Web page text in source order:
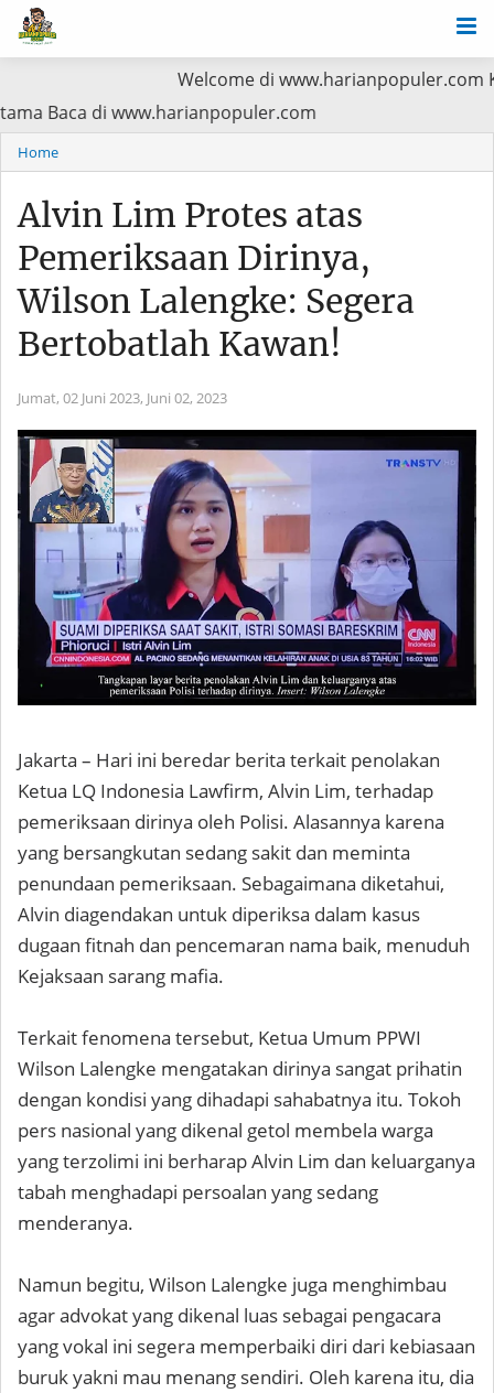
Welcome di www.harianpopuler.com
Utama Baca di www.harianpopuler.com
Home
Alvin Lim Protes atas
Pemeriksaan Dirinya,
Wilson Lalengke: Segera
Bertobatlah Kawan!
Jumat, 02 Juni 2023, Juni 02, 2023
Jakarta – Hari ini beredar berita terkait penolakan
Ketua LQ Indonesia Lawfirm, Alvin Lim, terhadap
pemeriksaan dirinya oleh Polisi. Alasannya karena
yang bersangkutan sedang sakit dan meminta
penundaan pemeriksaan. Sebagaimana diketahui,
Alvin diagendakan untuk diperiksa dalam kasus
dugaan fitnah dan pencemaran nama baik, menuduh
Kejaksaan sarang mafia.
Terkait fenomena tersebut, Ketua Umum PPWI
Wilson Lalengke mengatakan dirinya sangat prihatin
dengan kondisi yang dihadapi sahabatnya itu. Tokoh
pers nasional yang dikenal getol membela warga
yang terzolimi ini berharap Alvin Lim dan keluarganya
tabah menghadapi persoalan yang sedang
menderanya.
Namun begitu, Wilson Lalengke juga menghimbau
agar advokat yang dikenal luas sebagai pengacara
yang vokal ini segera memperbaiki diri dari kebiasaan
buruk yakni mau menang sendiri. Oleh karena itu, dia